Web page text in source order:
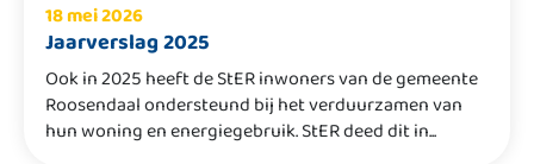
18 mei 2026
Jaarverslag 2025
Ook in 2025 heeft de StER inwoners van de gemeente
Roosendaal ondersteund bij het verduurzamen van
hun woning en energiegebruik. StER deed dit in...